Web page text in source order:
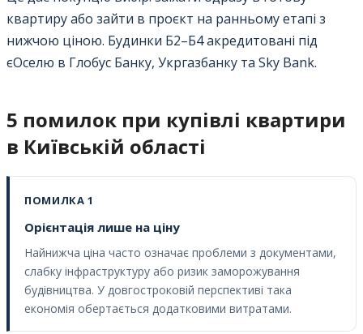
квартиру або зайти в проєкт на ранньому етапі з
нижчою ціною. Будинки Б2–Б4 акредитовані під
єОселю в Глобус Банку, Укргазбанку та Sky Bank.
5 помилок при купівлі квартири
в Київській області
ПОМИЛКА 1
Орієнтація лише на ціну
Найнижча ціна часто означає проблеми з документами,
слабку інфраструктуру або ризик заморожування
будівництва. У довгостроковій перспективі така
економія обертається додатковими витратами.